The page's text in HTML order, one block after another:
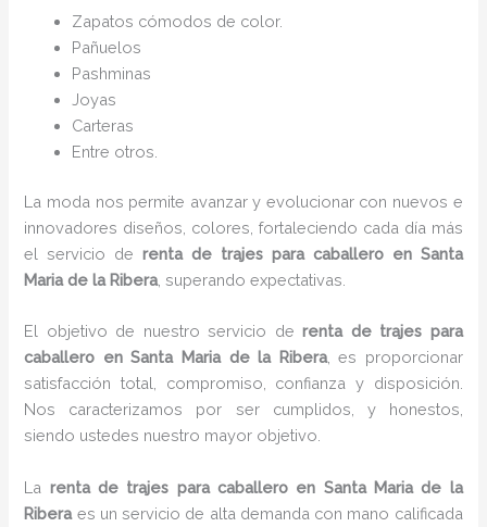
Zapatos cómodos de color.
Pañuelos
Pashminas
Joyas
Carteras
Entre otros.
La moda nos permite avanzar y evolucionar con nuevos e
innovadores diseños, colores, fortaleciendo cada día más
el servicio derenta de trajes para caballero en Santa
Maria de la Ribera, superando expectativas.
El objetivo de nuestro servicio derenta de trajes para
caballero en Santa Maria de la Ribera, es proporcionar
satisfacción total, compromiso, confianza y disposición.
Nos caracterizamos por ser cumplidos, y honestos,
siendo ustedes nuestro mayor objetivo.
La renta de trajes para caballero en Santa Maria de la
Ribera es un servicio de alta demanda con mano calificada